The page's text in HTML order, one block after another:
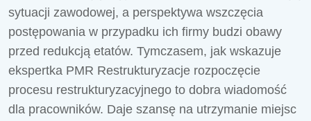
sytuacji zawodowej, a perspektywa wszczęcia
postępowania w przypadku ich firmy budzi obawy
przed redukcją etatów. Tymczasem, jak wskazuje
ekspertka PMR Restrukturyzacje rozpoczęcie
procesu restrukturyzacyjnego to dobra wiadomość
dla pracowników. Daje szansę na utrzymanie miejsc